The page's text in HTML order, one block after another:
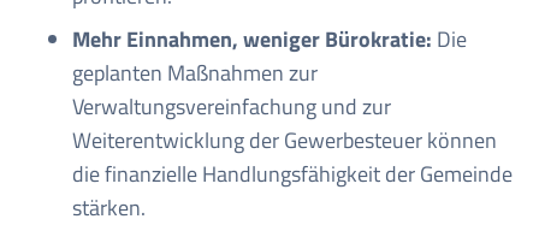
Mehr Einnahmen, weniger Bürokratie: Die
geplanten Maßnahmen zur
Verwaltungsvereinfachung und zur
Weiterentwicklung der Gewerbesteuer können
die finanzielle Handlungsfähigkeit der Gemeinde
stärken.